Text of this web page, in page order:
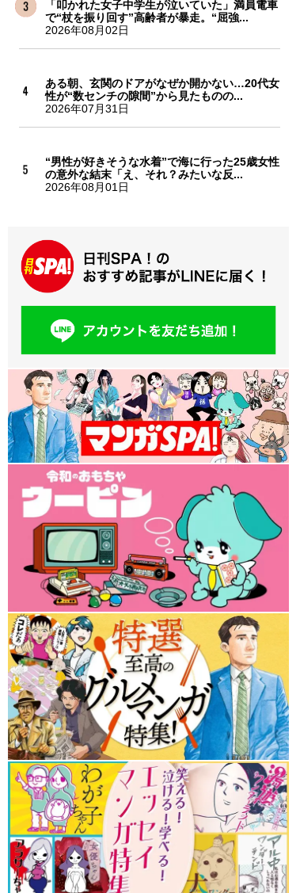
「叩かれた女子中学生が泣いていた」満員電車
で“杖を振り回す”高齢者が暴走。“屈強...
2026年08月02日
ある朝、玄関のドアがなぜか開かない…20代女
性が“数センチの隙間”から見たものの...
2026年07月31日
“男性が好きそうな水着”で海に行った25歳女性
の意外な結末「え、それ？みたいな反...
2026年08月01日